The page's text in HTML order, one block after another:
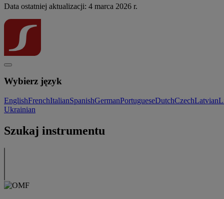
Data ostatniej aktualizacji: 4 marca 2026 r.
Wybierz język
EnglishFrenchItalianSpanishGermanPortugueseDutchCzechLatvian
Ukrainian
Szukaj instrumentu